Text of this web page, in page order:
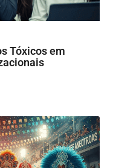
Tóxicos em